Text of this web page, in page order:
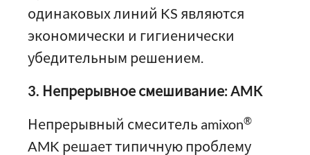
одинаковых линий KS являются
экономически и гигиенически
убедительным решением.
3. Непрерывное смешивание: AMK
Непрерывный смеситель amixon®
AMK решает типичную проблему